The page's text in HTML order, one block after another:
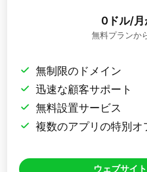
0ドル/月
無料プランか
無制限のドメイン
迅速な顧客サポート
無料設置サービス
複数のアプリの特別オ
ウェブサイ